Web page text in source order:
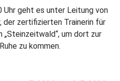
Uhr geht es unter Leitung von
der zertifizierten Trainerin für
„Steinzeitwald“, um dort zur
zu kommen.